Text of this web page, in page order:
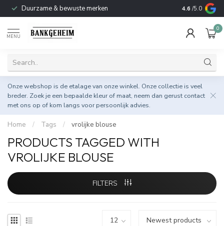
Duurzame & bewuste merken 4.6 /5.0
MENU
0
Onze webshop is de etalage van onze winkel. Onze collectie is veel
breder. Zoek je een bepaalde kleur of maat, neem dan gerust contact
met ons op of kom langs voor persoonlijk advies.
Home / Tags / vrolijke blouse
PRODUCTS TAGGED WITH
VROLIJKE BLOUSE
FILTERS